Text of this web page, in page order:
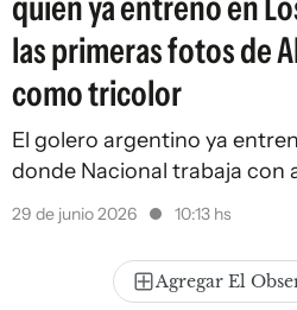
las primeras fotos de
como tricolor
El golero argentino ya
donde Nacional trabaja con
29 de junio 2026 10:13 hs
Agregar El